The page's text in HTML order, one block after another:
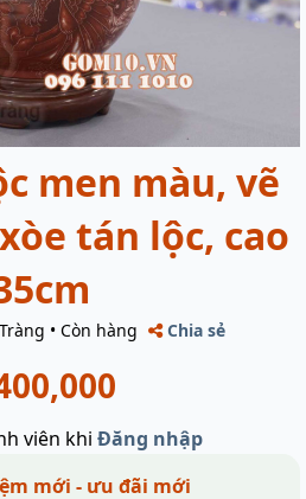
men màu, vẽ
tán lộc, cao
• Còn hàng Chia sẻ
viên khi Đăng nhập
mới - ưu đãi mới